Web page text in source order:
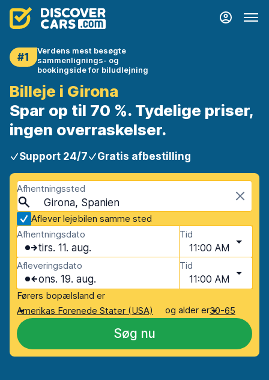
#1
Verdens mest besøgte
sammenlignings- og
bookingside for biludlejning
Billeje i Girona
Spar op til 70 %. Tydelige priser,
ingen overraskelser.
Support 24/7 Gratis afbestilling
Afhentningssted
Girona, Spanien
Aflever lejebilen samme sted
Afhentningsdato
tirs. 11. aug.
Tid
11:00 AM
Afleveringsdato
ons. 19. aug.
Tid
11:00 AM
Førers bopælsland er
Amerikas Forenede Stater (USA)
og alder er30-65
Søg nu